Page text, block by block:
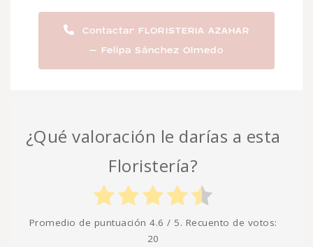
Contactar FLORISTERIA AZAHAR
– Felipa Sánchez Olmedo
¿Qué valoración le darías a esta
Floristería?
Promedio de puntuación 4.6 / 5. Recuento de votos:
20